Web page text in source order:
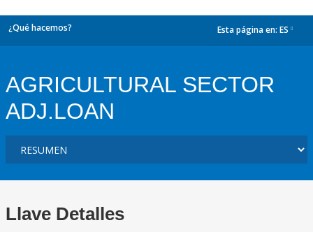
¿Qué hacemos? Esta página en: ES
AGRICULTURAL SECTOR
ADJ.LOAN
Llave Detalles